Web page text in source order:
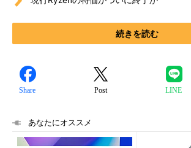
続きを読む
Share Post LINE
あなたにオススメ